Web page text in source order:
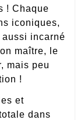
! Chaque
iconiques,
incarné
maître, le
mais peu
!
et
dans